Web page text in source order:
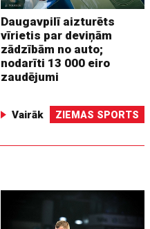
Daugavpilī aizturēts
vīrietis par deviņām
zādzībām no auto;
nodarīti 13 000 eiro
zaudējumi
Vairāk ZIEMAS SPORTS